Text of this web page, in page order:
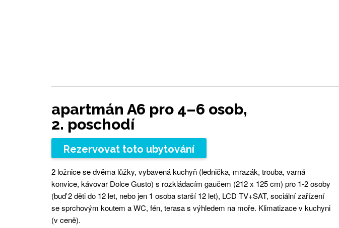
apartmán A6 pro 4–6 osob,
2. poschodí
Rezervovat toto ubytování
2 ložnice se dvěma lůžky, vybavená kuchyň (lednička, mrazák, trouba, varná
konvice, kávovar Dolce Gusto) s rozkládacím gaučem (212 x 125 cm) pro 1-2 osoby
(buď 2 děti do 12 let, nebo jen 1 osoba starší 12 let), LCD TV+SAT, sociální zařízení
se sprchovým koutem a WC, fén, terasa s výhledem na moře. Klimatizace v kuchyni
(v ceně).